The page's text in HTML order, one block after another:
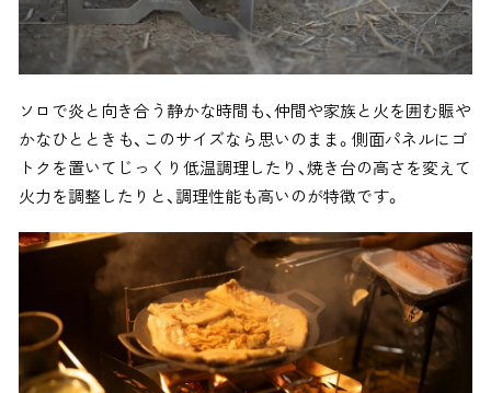
ソロで炎と向き合う静かな時間も、仲間や家族と火を囲む賑や
かなひとときも、このサイズなら思いのまま。側面パネルにゴ
トクを置いてじっくり低温調理したり、焼き台の高さを変えて
火力を調整したりと、調理性能も高いのが特徴です。